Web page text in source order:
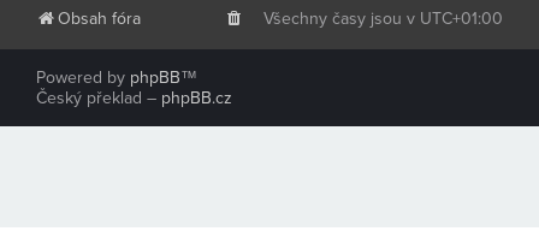
Obsah fóra Všechny časy jsou v UTC+01:00
Powered by phpBB™
Český překlad – phpBB.cz